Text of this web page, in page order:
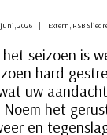
2026 Extern, RSB
seizoen is
hard
uw
het
en